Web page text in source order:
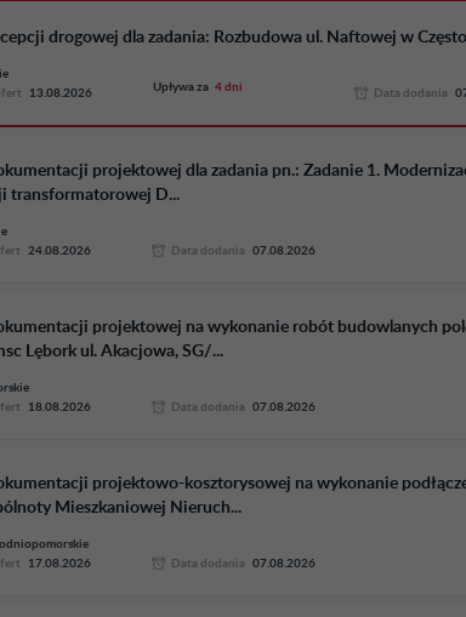
drogowej dla zadania: Rozbudowa ul. Naftowej w
13.08.2026 Upływa za 4 dni Data dodania
projektowej dla zadania pn.: Zadanie 1.
transformatorowej D...
24.08.2026 Data dodania 07.08.2026
projektowej na wykonanie robót budowlanych
Lębork ul. Akacjowa, SG/...
18.08.2026 Data dodania 07.08.2026
projektowo-kosztorysowej na wykonanie
Mieszkaniowej Nieruch...
17.08.2026 Data dodania 07.08.2026